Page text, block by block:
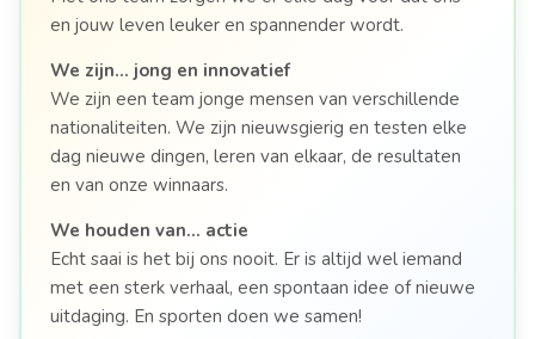
en jouw leven leuker en spannender wordt.
We zijn… jong en innovatief
We zijn een team jonge mensen van verschillende
nationaliteiten. We zijn nieuwsgierig en testen elke
dag nieuwe dingen, leren van elkaar, de resultaten
en van onze winnaars.
We houden van… actie
Echt saai is het bij ons nooit. Er is altijd wel iemand
met een sterk verhaal, een spontaan idee of nieuwe
uitdaging. En sporten doen we samen!